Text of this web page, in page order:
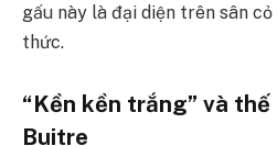
gấu này là đại diện trên sân
thức.
“Kền kền trắng” và
Buitre